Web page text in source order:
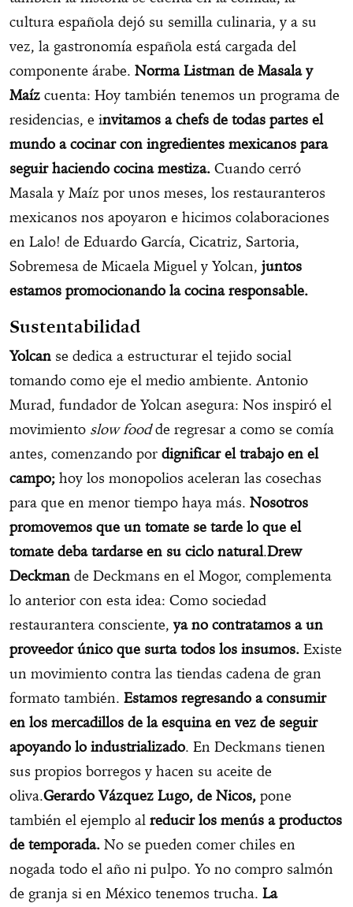
cultura española dejó su semilla culinaria, y a su
vez, la gastronomía española está cargada del
componente árabe. Norma Listman de Masala y
Maíz cuenta: Hoy también tenemos un programa de
residencias, e invitamos a chefs de todas partes el
mundo a cocinar con ingredientes mexicanos para
seguir haciendo cocina mestiza. Cuando cerró
Masala y Maíz por unos meses, los restauranteros
mexicanos nos apoyaron e hicimos colaboraciones
en Lalo! de Eduardo García, Cicatriz, Sartoria,
Sobremesa de Micaela Miguel y Yolcan, juntos
estamos promocionando la cocina responsable.
Sustentabilidad
Yolcan se dedica a estructurar el tejido social
tomando como eje el medio ambiente. Antonio
Murad, fundador de Yolcan asegura: Nos inspiró el
movimiento slow foodde regresar a como se comía
antes, comenzando por dignificar el trabajo en el
campo; hoy los monopolios aceleran las cosechas
para que en menor tiempo haya más. Nosotros
promovemos que un tomate se tarde lo que el
tomate deba tardarse en su ciclo natural.Drew
Deckman de Deckmans en el Mogor, complementa
lo anterior con esta idea: Como sociedad
restaurantera consciente, ya no contratamos a un
proveedor único que surta todos los insumos. Existe
un movimiento contra las tiendas cadena de gran
formato también. Estamos regresando a consumir
en los mercadillos de la esquina en vez de seguir
apoyando lo industrializado. En Deckmans tienen
sus propios borregos y hacen su aceite de
oliva.Gerardo Vázquez Lugo, de Nicos, pone
también el ejemplo al reducir los menús a productos
de temporada. No se pueden comer chiles en
nogada todo el año ni pulpo. Yo no compro salmón
de granja si en México tenemos trucha. La